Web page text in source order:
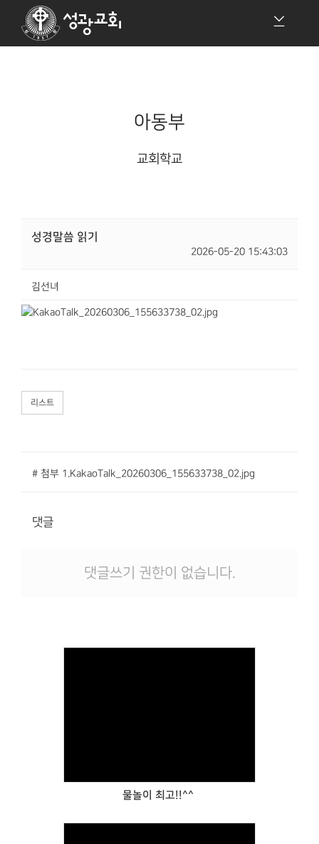
아동부
교회학교
성경말씀 읽기
2026-05-20 15:43:03
김선녀
리스트
# 첨부 1.KakaoTalk_20260306_155633738_02.jpg
댓글
댓글쓰기 권한이 없습니다.
물놀이 최고!!^^